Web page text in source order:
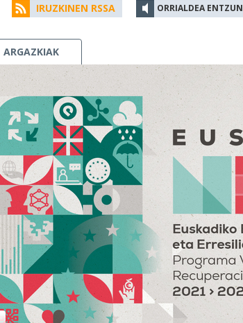
IRUZKINEN RSSA ORRIALDEA ENTZUN
ARGAZKIAK